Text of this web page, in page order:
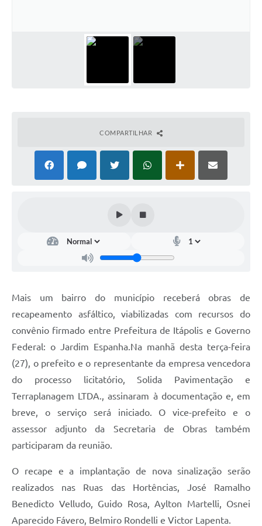
Gasoduto (Gás Natural)
História
Arquivos para Download
Turismo
Galeria de Vídeos
Contas Públicas
Telefones Úteis
Transparência
Enquete
Agenda
COMPARTILHAR
Mais um bairro do município receberá obras de
recapeamento asfáltico, viabilizadas com recursos do
convênio firmado entre Prefeitura de Itápolis e Governo
Federal: o Jardim Espanha.Na manhã desta terça-feira
(27), o prefeito e o representante da empresa vencedora
do processo licitatório, Solida Pavimentação e
Terraplanagem LTDA., assinaram à documentação e, em
breve, o serviço será iniciado. O vice-prefeito e o
assessor adjunto da Secretaria de Obras também
participaram da reunião.
O recape e a implantação de nova sinalização serão
realizados nas Ruas das Hortências, José Ramalho
Benedicto Velludo, Guido Rosa, Aylton Martelli, Osnei
Aparecido Fávero, Belmiro Rondelli e Victor Lapenta.